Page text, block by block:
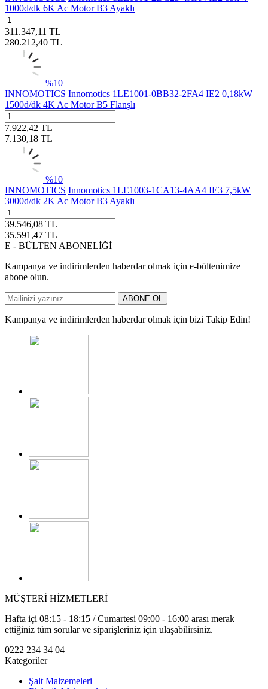
1000d/dk 6K Ac Motor B3 Ayaklı
311.347,11 TL
280.212,40 TL
%10
INNOMOTICS Innomotics 1LE1001-0BB32-2FA4 IE2 0,18kW
1500d/dk 4K Ac Motor B5 Flanşlı
7.922,42 TL
7.130,18 TL
%10
INNOMOTICS Innomotics 1LE1003-1CA13-4AA4 IE3 7,5kW
3000d/dk 2K Ac Motor B3 Ayaklı
39.546,08 TL
35.591,47 TL
E - BÜLTEN ABONELİĞİ
Kampanya ve indirimlerden haberdar olmak için e-bültenimize
abone olun.
ABONE OL
Kampanya ve indirimlerden haberdar olmak için bizi Takip Edin!
MÜŞTERİ HİZMETLERİ
Hafta içi 08:15 - 18:15 / Cumartesi 09:00 - 16:00 arası merak
ettiğiniz tüm sorular ve siparişleriniz için ulaşabilirsiniz.
0222 234 34 04
Kategoriler
Şalt Malzemeleri